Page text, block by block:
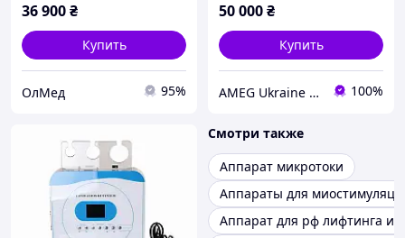
36 900₴
Купить
ОлМед 95%
50 000₴
Купить
AMEG Ukraine АМЕГ УКРАИНА 100%
Смотри также
Аппарат микротоки
Аппараты для
Аппарат для рф лифтинга и